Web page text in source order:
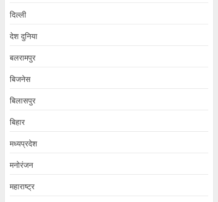
दिल्ली
देश दुनिया
बलरामपुर
बिजनेस
बिलासपुर
बिहार
मध्यप्रदेश
मनोरंजन
महाराष्ट्र